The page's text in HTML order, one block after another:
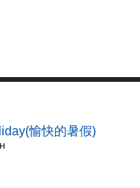
愉快的暑假)